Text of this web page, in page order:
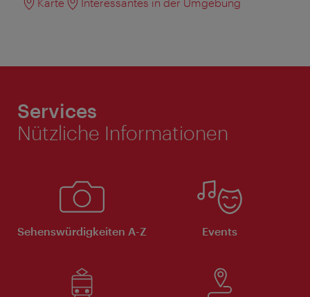
Services
Nützliche Informationen
Sehenswürdigkeiten A-Z Events